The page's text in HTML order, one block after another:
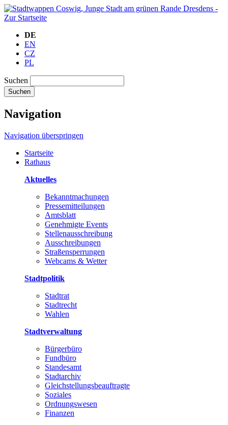
DE
EN
CZ
PL
Suchen
Suchen
Navigation
Navigation überspringen
Startseite
Rathaus
Aktuelles
Bekanntmachungen
Pressemitteilungen
Amtsblatt
Genehmigte Events
Stellenausschreibung
Ausschreibungen
Straßensperrungen
Webcams & Wetter
Stadtpolitik
Stadtrat
Stadtrecht
Wahlen
Stadtverwaltung
Bürgerbüro
Fundbüro
Standesamt
Stadtarchiv
Gleichstellungsbeauftragte
Soziales
Ordnungswesen
Finanzen